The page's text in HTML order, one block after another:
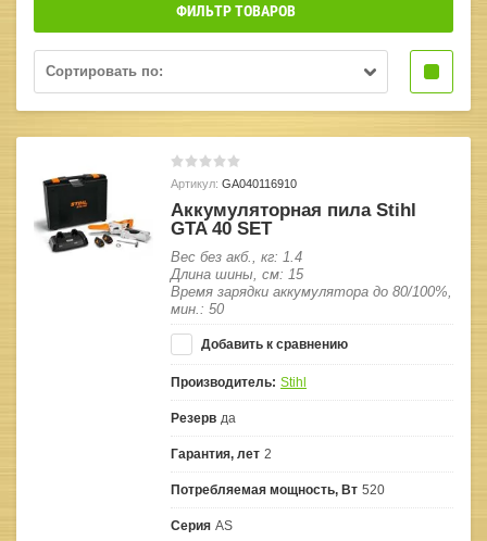
ФИЛЬТР ТОВАРОВ
Сортировать по:
Артикул: GA040116910
Аккумуляторная пила Stihl
GTA 40 SET
Вес без акб., кг: 1.4
Длина шины, см: 15
Время зарядки аккумулятора до 80/100%,
мин.: 50
Добавить к сравнению
Производитель: Stihl
Резерв да
Гарантия, лет 2
Потребляемая мощность, Вт 520
Серия AS